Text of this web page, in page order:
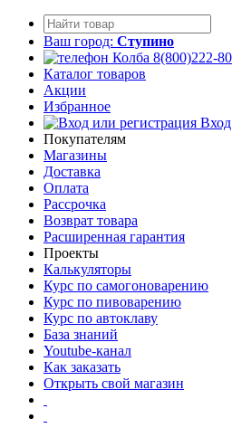
Ваш город: Ступино
8(800)222-
Каталог товаров
Акции
Избранное
Покупателям
Магазины
Доставка
Оплата
Рассрочка
Возврат товара
Расширенная гарантия
Проекты
Калькуляторы
Курс по самогоноварению
Курс по пивоварению
Курс по автоклаву
База знаний
Youtube-канал
Как заказать
Открыть свой магазин